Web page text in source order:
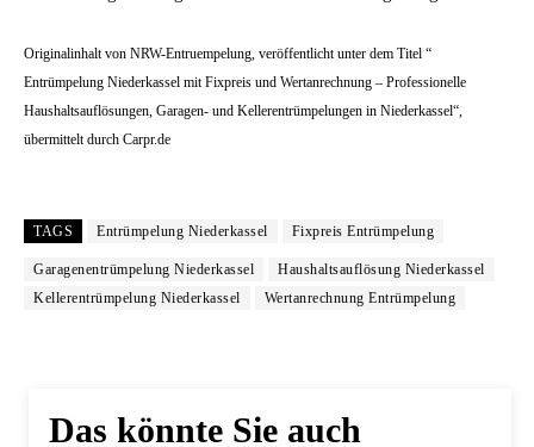
Originalinhalt von NRW-Entruempelung, veröffentlicht unter dem Titel “
Entrümpelung Niederkassel mit Fixpreis und Wertanrechnung – Professionelle
Haushaltsauflösungen, Garagen- und Kellerentrümpelungen in Niederkassel“,
übermittelt durch Carpr.de
TAGS Entrümpelung Niederkassel Fixpreis Entrümpelung
Garagenentrümpelung Niederkassel
Haushaltsauflösung Niederkassel
Kellerentrümpelung Niederkassel
Wertanrechnung Entrümpelung
Das könnte Sie auch